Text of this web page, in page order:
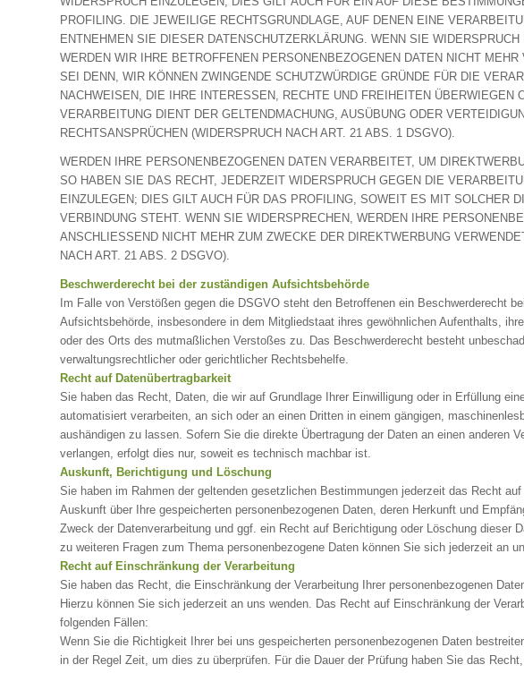
PROFILING. DIE JEWEILIGE RECHTSGRUNDLAGE, AUF DENEN EINE
ENTNEHMEN SIE DIESER DATENSCHUTZERKLÄRUNG. WENN SIE WIDERSPRUCH
WERDEN WIR IHRE BETROFFENEN PERSONENBEZOGENEN DATEN NICHT
SEI DENN, WIR KÖNNEN ZWINGENDE SCHUTZWÜRDIGE GRÜNDE FÜR DIE
NACHWEISEN, DIE IHRE INTERESSEN, RECHTE UND FREIHEITEN ÜBERWIEGEN
VERARBEITUNG DIENT DER GELTENDMACHUNG, AUSÜBUNG ODER
RECHTSANSPRÜCHEN (WIDERSPRUCH NACH ART. 21 ABS. 1 DSGVO).
WERDEN IHRE PERSONENBEZOGENEN DATEN VERARBEITET, UM
SO HABEN SIE DAS RECHT, JEDERZEIT WIDERSPRUCH GEGEN DIE
EINZULEGEN; DIES GILT AUCH FÜR DAS PROFILING, SOWEIT ES MIT SOLCHER
VERBINDUNG STEHT. WENN SIE WIDERSPRECHEN, WERDEN IHRE
ANSCHLIESSEND NICHT MEHR ZUM ZWECKE DER DIREKTWERBUNG
NACH ART. 21 ABS. 2 DSGVO).
Beschwerderecht bei der zuständigen Aufsichtsbehörde
Im Falle von Verstößen gegen die DSGVO steht den Betroffenen ein Beschwerderecht
Aufsichtsbehörde, insbesondere in dem Mitgliedstaat ihres gewöhnlichen Aufenthalts,
oder des Orts des mutmaßlichen Verstoßes zu. Das Beschwerderecht besteht
verwaltungsrechtlicher oder gerichtlicher Rechtsbehelfe.
Recht auf Datenübertragbarkeit
Sie haben das Recht, Daten, die wir auf Grundlage Ihrer Einwilligung oder in Erfüllung
automatisiert verarbeiten, an sich oder an einen Dritten in einem gängigen,
aushändigen zu lassen. Sofern Sie die direkte Übertragung der Daten an einen anderen
verlangen, erfolgt dies nur, soweit es technisch machbar ist.
Auskunft, Berichtigung und Löschung
Sie haben im Rahmen der geltenden gesetzlichen Bestimmungen jederzeit das Recht
Auskunft über Ihre gespeicherten personenbezogenen Daten, deren Herkunft und
Zweck der Datenverarbeitung und ggf. ein Recht auf Berichtigung oder Löschung dieser
zu weiteren Fragen zum Thema personenbezogene Daten können Sie sich jederzeit an
Recht auf Einschränkung der Verarbeitung
Sie haben das Recht, die Einschränkung der Verarbeitung Ihrer personenbezogenen
Hierzu können Sie sich jederzeit an uns wenden. Das Recht auf Einschränkung der
folgenden Fällen:
Wenn Sie die Richtigkeit Ihrer bei uns gespeicherten personenbezogenen Daten
in der Regel Zeit, um dies zu überprüfen. Für die Dauer der Prüfung haben Sie das